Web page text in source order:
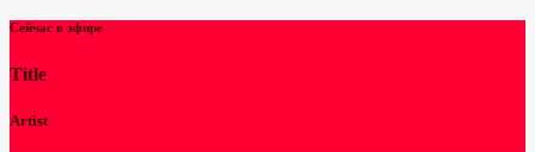
Сейчас в эфире
Title
Artist